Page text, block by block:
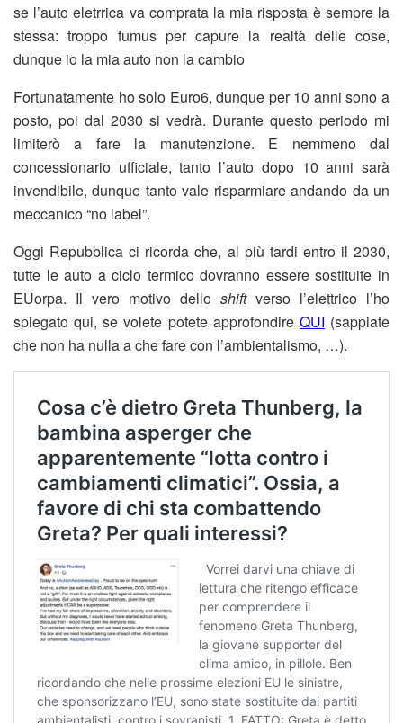
se l’auto eletrrica va comprata la mia risposta è sempre la
stessa: troppo fumus per capure la realtà delle cose,
dunque io la mia auto non la cambio
Fortunatamente ho solo Euro6, dunque per 10 anni sono a
posto, poi dal 2030 si vedrà. Durante questo periodo mi
limiterò a fare la manutenzione. E nemmeno dal
concessionario ufficiale, tanto l’auto dopo 10 anni sarà
invendibile, dunque tanto vale risparmiare andando da un
meccanico “no label”.
Oggi Repubblica ci ricorda che, al più tardi entro il 2030,
tutte le auto a ciclo termico dovranno essere sostituite in
EUorpa. Il vero motivo dello shiftverso l’elettrico l’ho
spiegato qui, se volete potete approfondire QUI (sappiate
che non ha nulla a che fare con l’ambientalismo, …).